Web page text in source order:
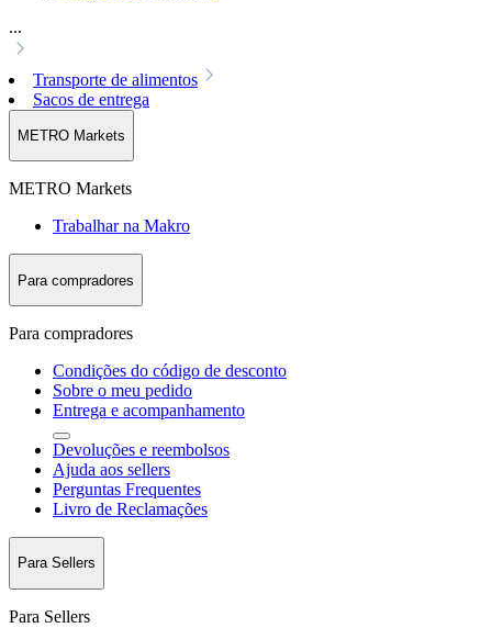
...
Transporte de alimentos
Sacos de entrega
METRO Markets
METRO Markets
Trabalhar na Makro
Para compradores
Para compradores
Condições do código de desconto
Sobre o meu pedido
Entrega e acompanhamento
Devoluções e reembolsos
Ajuda aos sellers
Perguntas Frequentes
Livro de Reclamações
Para Sellers
Para Sellers